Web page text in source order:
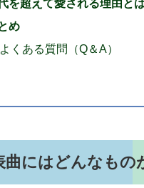
を超えて愛される理由と
め
よくある質問（Q＆A）
曲にはどんなもの